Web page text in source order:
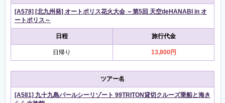
[A578] [北九州発] オートポリス花火大会 ～第5回 天空deHANABI in オ
ートポリス～
日程 旅行代金
日帰り 13,800円
ツアー名
[A581] 九十九島パールシーリゾート 99TRITON貸切クルーズ乗船と海き